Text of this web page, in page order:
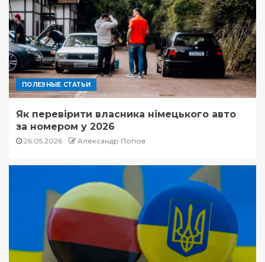
ПОЛЕЗНЫЕ СТАТЬИ
Як перевірити власника німецького авто
за номером у 2026
26.05.2026 Александр Попов